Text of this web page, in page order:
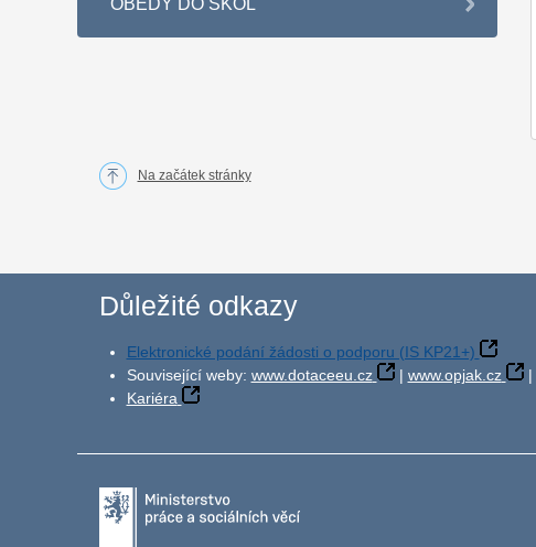
OBĚDY DO ŠKOL
Na začátek stránky
Důležité odkazy
Elektronické podání žádosti o podporu (IS KP21+)
Související weby: www.dotaceeu.cz | www.opjak.cz |
Kariéra